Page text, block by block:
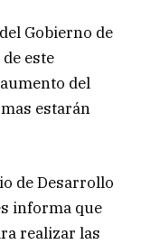
Gobierno de
este
del
estarán
de Desarrollo
informa que
realizar las